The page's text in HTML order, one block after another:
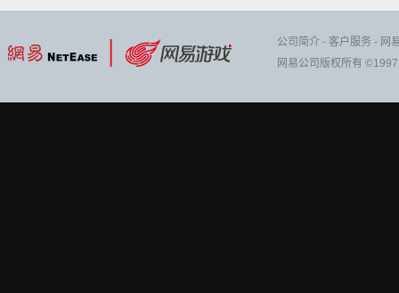
公司简介 - 客户服务 - 网
网易公司版权所有